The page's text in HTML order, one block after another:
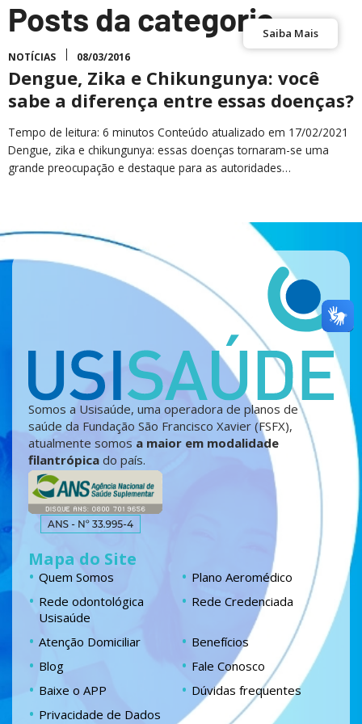
Posts da categoriaSaiba Mais
NOTÍCIAS 08/03/2016
Dengue, Zika e Chikungunya: você
sabe a diferença entre essas doenças?
Tempo de leitura: 6 minutos Conteúdo atualizado em 17/02/2021
Dengue, zika e chikungunya: essas doenças tornaram-se uma
grande preocupação e destaque para as autoridades…
Somos a Usisaúde, uma operadora de planos de
saúde da Fundação São Francisco Xavier (FSFX),
atualmente somos a maior em modalidade
filantrópica do país.
Mapa do Site
Quem Somos
Plano Aeromédico
Rede odontológica
Usisaúde
Rede Credenciada
Atenção Domiciliar
Benefícios
Blog
Fale Conosco
Baixe o APP
Dúvidas frequentes
Privacidade de Dados